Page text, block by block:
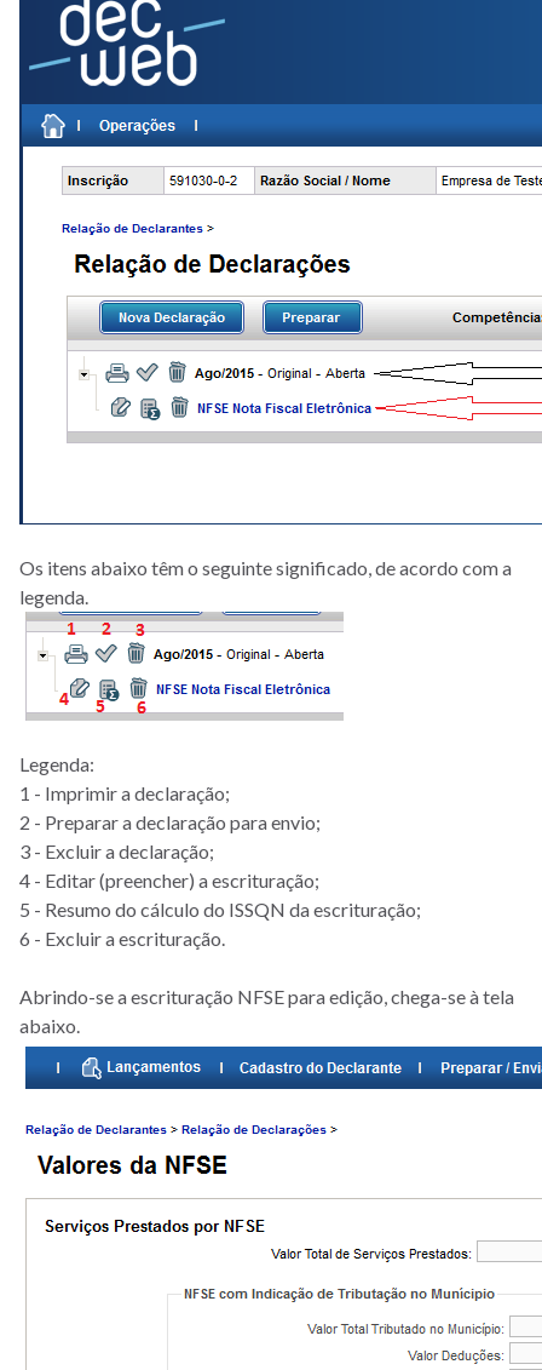
Os itens abaixo têm o seguinte significado, de acordo com a
legenda.
Legenda:
1 - Imprimir a declaração;
2 - Preparar a declaração para envio;
3 - Excluir a declaração;
4 - Editar (preencher) a escrituração;
5 - Resumo do cálculo do ISSQN da escrituração;
6 - Excluir a escrituração.
Abrindo-se a escrituração NFSE para edição, chega-se à tela
abaixo.